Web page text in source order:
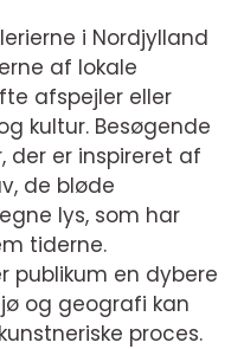
i Nordjylland
af lokale
afspejler eller
kultur. Besøgende
der er inspireret af
de bløde
lys, som har
tiderne.
publikum en dybere
og geografi kan
proces.